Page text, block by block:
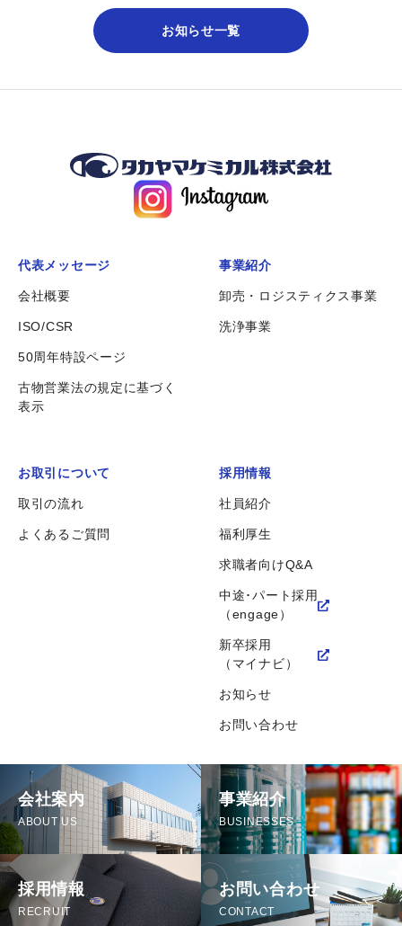
お知らせ一覧
代表メッセージ
会社概要
ISO/CSR
50周年特設ページ
古物営業法の規定に基づく
表示
事業紹介
卸売・ロジスティクス事業
洗浄事業
お取引について
取引の流れ
よくあるご質問
採用情報
社員紹介
福利厚生
求職者向けQ&A
中途･パート採用
（engage）
新卒採用
（マイナビ）
お知らせ
お問い合わせ
会社案内
ABOUT US
事業紹介
BUSINESSES
採用情報
RECRUIT
お問い合わせ
CONTACT